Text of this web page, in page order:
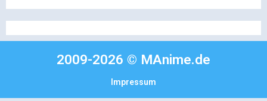
2009-2026 © MAnime.de
Impressum